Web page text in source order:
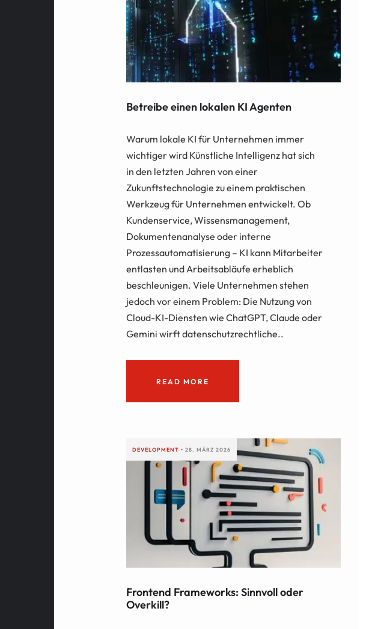
Betreibe einen lokalen KI Agenten
Warum lokale KI für Unternehmen immer
wichtiger wird Künstliche Intelligenz hat sich
in den letzten Jahren von einer
Zukunftstechnologie zu einem praktischen
Werkzeug für Unternehmen entwickelt. Ob
Kundenservice, Wissensmanagement,
Dokumentenanalyse oder interne
Prozessautomatisierung – KI kann Mitarbeiter
entlasten und Arbeitsabläufe erheblich
beschleunigen. Viele Unternehmen stehen
jedoch vor einem Problem: Die Nutzung von
Cloud-KI-Diensten wie ChatGPT, Claude oder
Gemini wirft datenschutzrechtliche..
READ MORE
DEVELOPMENT • 28. MÄRZ 2026
Frontend Frameworks: Sinnvoll oder
Overkill?